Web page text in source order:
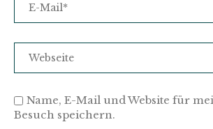
Name, E-Mail und Website für
Besuch speichern.